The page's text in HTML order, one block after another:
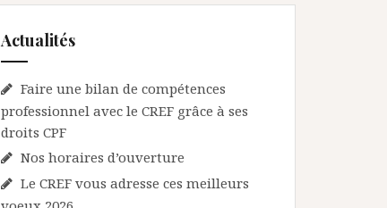
Actualités
Faire une bilan de compétences
professionnel avec le CREF grâce à ses
droits CPF
Nos horaires d’ouverture
Le CREF vous adresse ces meilleurs